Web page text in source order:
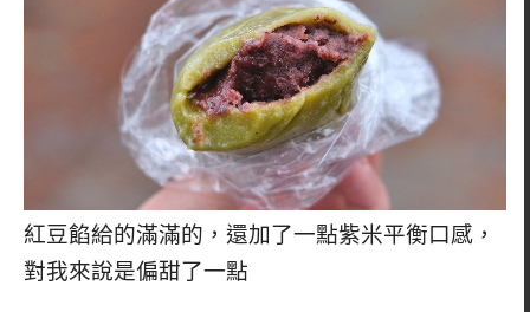
紅豆餡給的滿滿的，還加了一點紫米平衡口感，
對我來說是偏甜了一點